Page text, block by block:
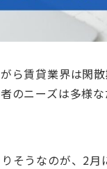
ら賃貸業界は閑
のニーズは多様
そうなのが、2